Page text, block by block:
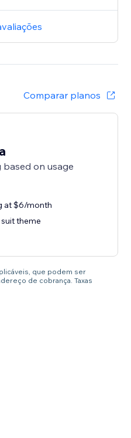
Comparar planos
on usage
at $6/month
theme
que podem ser
de cobrança. Taxas